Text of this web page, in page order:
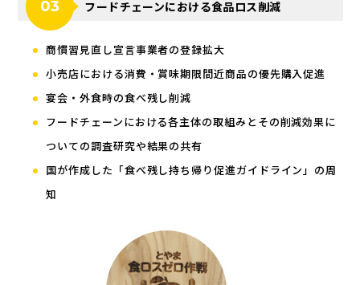
フードチェーンにおける食品ロス削減
商慣習見直し宣言事業者の登録拡大
小売店における消費・賞味期限間近商品の優先購入促進
宴会・外食時の食べ残し削減
フードチェーンにおける各主体の取組みとその削減効果に
ついての調査研究や結果の共有
国が作成した「食べ残し持ち帰り促進ガイドライン」の周
知